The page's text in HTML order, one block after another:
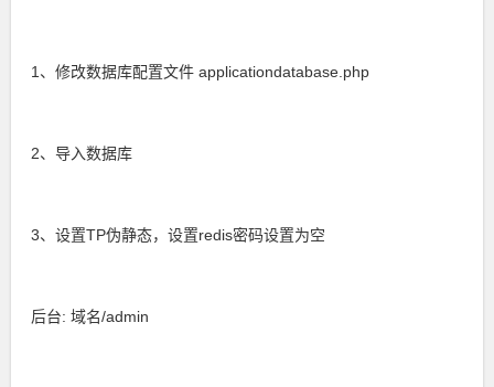
1、修改数据库配置文件 applicationdatabase.php
2、导入数据库
3、设置TP伪静态，设置redis密码设置为空
后台: 域名/admin